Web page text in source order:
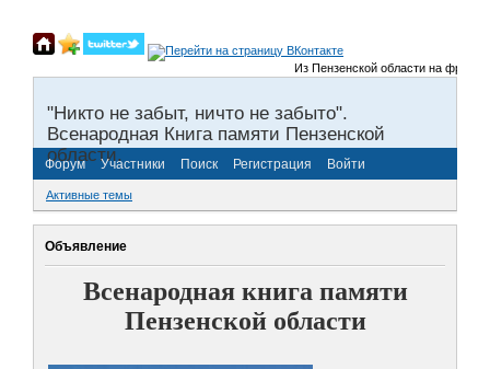
Из Пензенской области на фронты
"Никто не забыт, ничто не забыто".
Всенародная Книга памяти Пензенской
области.
Форум Участники Поиск Регистрация Войти
Активные темы
Объявление
Всенародная книга памяти
Пензенской области